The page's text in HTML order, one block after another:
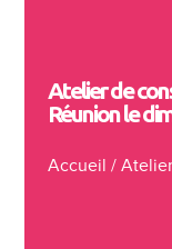
Atelier de
Réunion le
Accueil / Atelier